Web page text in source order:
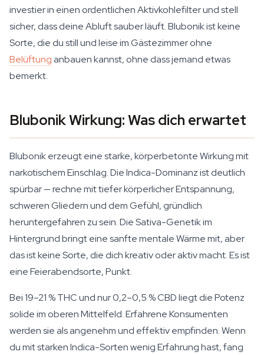
investier in einen ordentlichen Aktivkohlefilter und stell
sicher, dass deine Abluft sauber läuft. Blubonik ist keine
Sorte, die du still und leise im Gästezimmer ohne
Belüftunganbauen kannst, ohne dass jemand etwas
bemerkt.
Blubonik Wirkung: Was dich erwartet
Blubonik erzeugt eine starke, körperbetonte Wirkung mit
narkotischem Einschlag. Die Indica-Dominanz ist deutlich
spürbar — rechne mit tiefer körperlicher Entspannung,
schweren Gliedern und dem Gefühl, gründlich
heruntergefahren zu sein. Die Sativa-Genetik im
Hintergrund bringt eine sanfte mentale Wärme mit, aber
das ist keine Sorte, die dich kreativ oder aktiv macht. Es ist
eine Feierabendsorte, Punkt.
Bei 19–21 % THC und nur 0,2–0,5 % CBD liegt die Potenz
solide im oberen Mittelfeld. Erfahrene Konsumenten
werden sie als angenehm und effektiv empfinden. Wenn
du mit starken Indica-Sorten wenig Erfahrung hast, fang